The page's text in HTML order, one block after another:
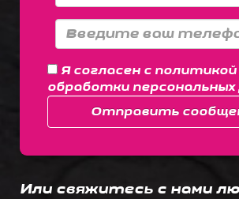
Я согласен с политикой
обработки персональных
Отправить
Или свяжитесь с нами